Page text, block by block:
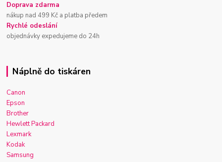
Doprava zdarma
nákup nad 499 Kč a platba předem
Rychlé odeslání
objednávky expedujeme do 24h
Náplně do tiskáren
Canon
Epson
Brother
Hewlett Packard
Lexmark
Kodak
Samsung